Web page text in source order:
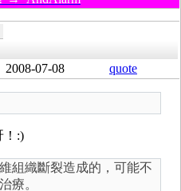
2008-07-08 quote
！:)
組織斷裂造成的，可能不
療。